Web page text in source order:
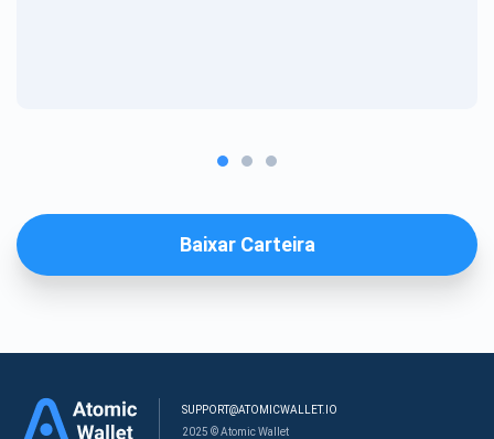
Baixar Carteira
SUPPORT@ATOMICWALLET.IO
2025 © Atomic Wallet